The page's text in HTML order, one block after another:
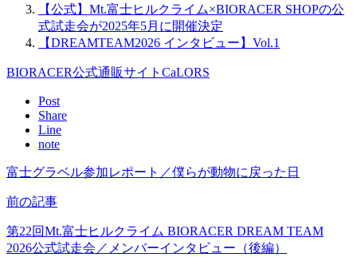
【公式】Mt.富士ヒルクライム×BIORACER SHOPの公
式試走会が2025年5月に開催決定
【DREAMTEAM2026 インタビュー】Vol.1
BIORACER公式通販サイトCaLORS
Post
Share
Line
note
富士グラベル参加レポート／僕らが動物に戻った日
前の記事
第22回Mt.富士ヒルクライム BIORACER DREAM TEAM
2026公式試走会／メンバーインタビュー（後編）